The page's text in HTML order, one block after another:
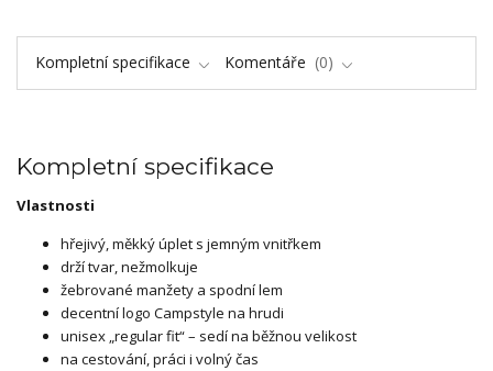
Kompletní specifikace Komentáře 0
Kompletní specifikace
Vlastnosti
hřejivý, měkký úplet s jemným vnitřkem
drží tvar, nežmolkuje
žebrované manžety a spodní lem
decentní logo Campstyle na hrudi
unisex „regular fit“ – sedí na běžnou velikost
na cestování, práci i volný čas